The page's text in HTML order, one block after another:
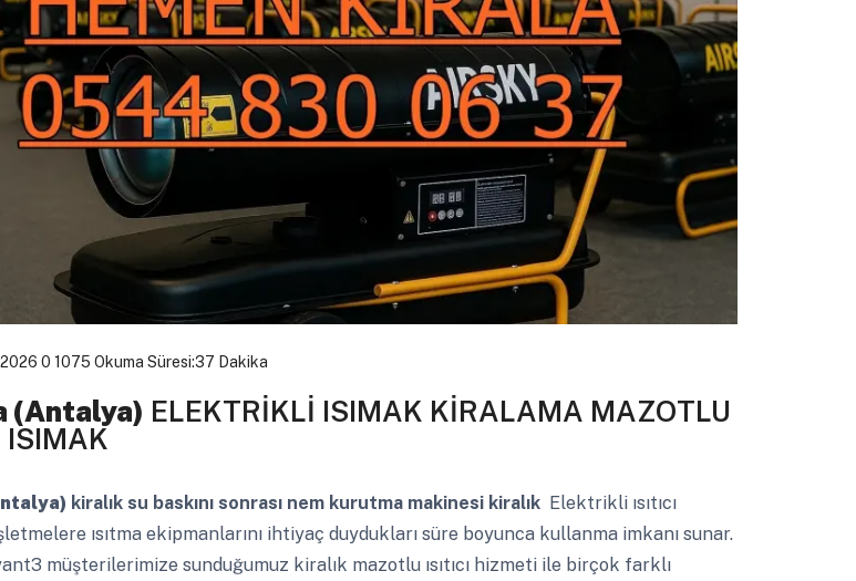
0 1075 Okuma Süresi:37 Dakika
(Antalya) ELEKTRİKLİ ISIMAK KİRALAMA MAZOTLU
ISIMAK
kiralık su baskını sonrası nem kurutma makinesi kiralıkElektrikli ısıtıcı
ısıtma ekipmanlarını ihtiyaç duydukları süre boyunca kullanma imkanı sunar.
müşterilerimize sunduğumuz kiralık mazotlu ısıtıcı hizmeti ile birçok farklı